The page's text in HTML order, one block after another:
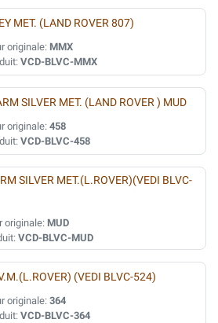
MET. (LAND ROVER 807)
originale: MMX
VCD-BLVC-MMX
SILVER MET. (LAND ROVER ) MUD
originale: 458
VCD-BLVC-458
SILVER MET.(L.ROVER)(VEDI BLVC-
originale: MUD
VCD-BLVC-MUD
(VEDI BLVC-524)
originale: 364
VCD-BLVC-364